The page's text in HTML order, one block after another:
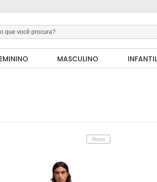
MASCULINO INFANTIL
Novo